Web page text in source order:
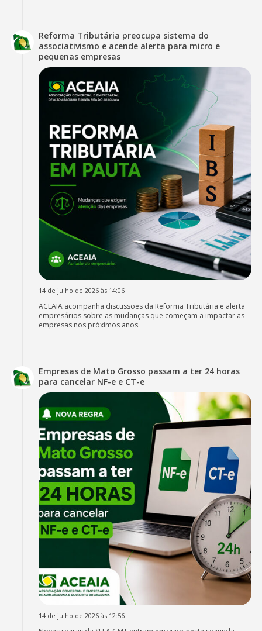
Reforma Tributária preocupa sistema do
associativismo e acende alerta para micro e
pequenas empresas
14 de julho de 2026 às 14:06
ACEAIA acompanha discussões da Reforma Tributária e alerta
empresários sobre as mudanças que começam a impactar as
empresas nos próximos anos.
Empresas de Mato Grosso passam a ter 24 horas
para cancelar NF-e e CT-e
14 de julho de 2026 às 12:56